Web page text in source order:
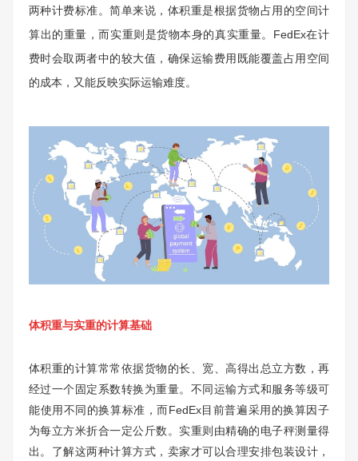
两种计费标准。简单来说，体积重是根据货物占用的空间计
算出的重量，而实重则是货物本身的真实重量。FedEx在计
费时会取两者中的较大值，确保运输费用既能覆盖占用空间
的成本，又能反映实际运输难度。
体积重与实重的计算基础
体积重的计算常常依据货物的长、宽、高得出总立方数，再
经过一个固定系数转换为重量。不同运输方式和服务等级可
能使用不同的换算标准，而FedEx目前普遍采用的换算因子
为每立方米折合一定公斤数。实重则由精确的电子秤测量得
出。了解这两种计算方式，卖家才可以合理安排包装设计，